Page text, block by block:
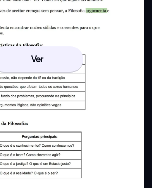
Ver